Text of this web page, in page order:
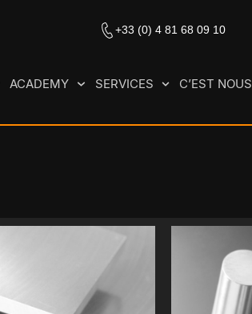
+33 (0) 4 81 68 09 10
ACADEMY SERVICES C’EST NOUS